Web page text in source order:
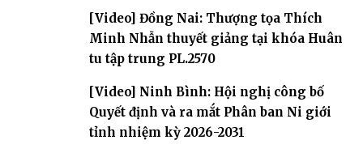
[Video] Đồng Nai: Thượng tọa Thích
Minh Nhẫn thuyết giảng tại khóa Huân
tu tập trung PL.2570
[Video] Ninh Bình: Hội nghị công bố
Quyết định và ra mắt Phân ban Ni giới
tỉnh nhiệm kỳ 2026-2031